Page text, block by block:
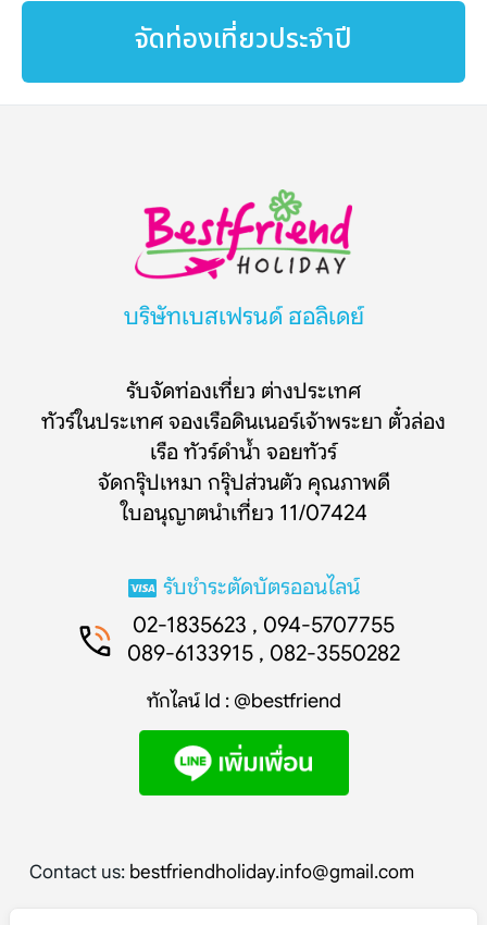
จัดท่องเที่ยวประจำปี
บริษัทเบสเฟรนด์ ฮอลิเดย์
รับจัดท่องเที่ยว ต่างประเทศ
ทัวร์ในประเทศ จองเรือดินเนอร์เจ้าพระยา ตั๋วล่อง
เรือ ทัวร์ดำน้ำ จอยทัวร์
จัดกรุ๊ปเหมา กรุ๊ปส่วนตัว คุณภาพดี
ใบอนุญาตนำเที่ยว 11/07424
รับชำระตัดบัตรออนไลน์
02-1835623 , 094-5707755
089-6133915 , 082-3550282
ทักไลน์ Id : @bestfriend
Contact us: bestfriendholiday.info@gmail.com